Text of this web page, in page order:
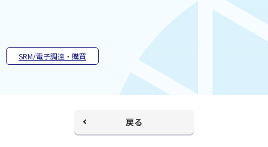
く
SRM/電子調達・購買
戻る